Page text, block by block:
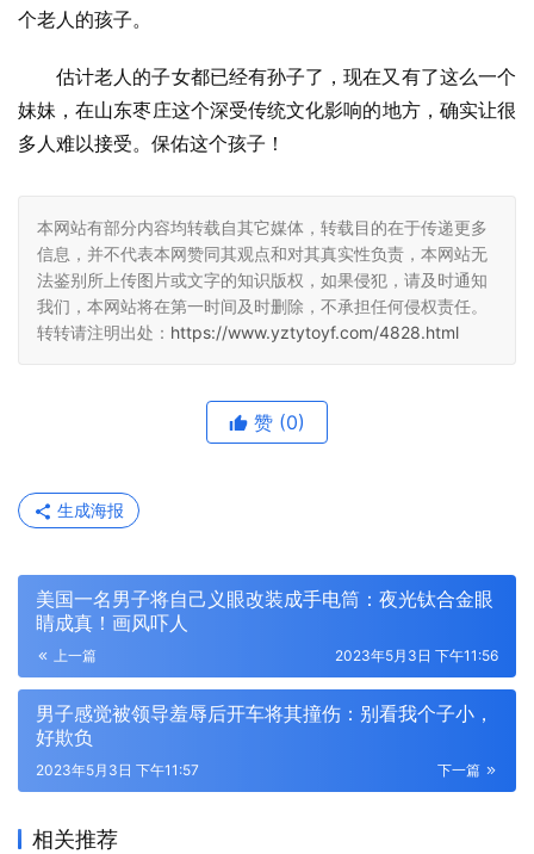
个老人的孩子。
估计老人的子女都已经有孙子了，现在又有了这么一个
妹妹，在山东枣庄这个深受传统文化影响的地方，确实让很
多人难以接受。保佑这个孩子！
本网站有部分内容均转载自其它媒体，转载目的在于传递更多
信息，并不代表本网赞同其观点和对其真实性负责，本网站无
法鉴别所上传图片或文字的知识版权，如果侵犯，请及时通知
我们，本网站将在第一时间及时删除，不承担任何侵权责任。
转转请注明出处： https://www.yztytoyf.com/4828.html
赞 (0)
生成海报
美国一名男子将自己义眼改装成手电筒：夜光钛合金眼
睛成真！画风吓人
上一篇 2023年5月3日 下午11:56
男子感觉被领导羞辱后开车将其撞伤：别看我个子小，
好欺负
下一篇
2023年5月3日 下午11:57
相关推荐